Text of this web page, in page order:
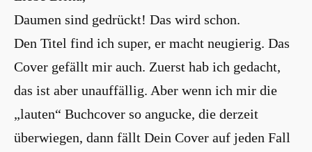
Daumen sind gedrückt! Das wird schon.
Den Titel find ich super, er macht neugierig. Das
Cover gefällt mir auch. Zuerst hab ich gedacht,
das ist aber unauffällig. Aber wenn ich mir die
„lauten“ Buchcover so angucke, die derzeit
überwiegen, dann fällt Dein Cover auf jeden Fall